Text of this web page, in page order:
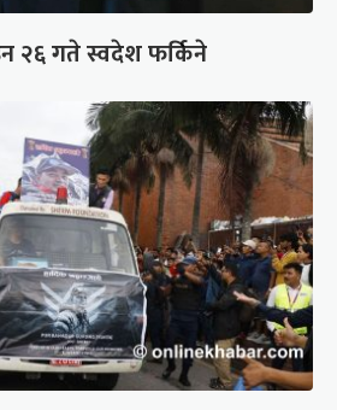
२६ गते स्वदेश फर्किने